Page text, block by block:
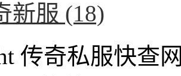
新服 (18)
传奇私服快查